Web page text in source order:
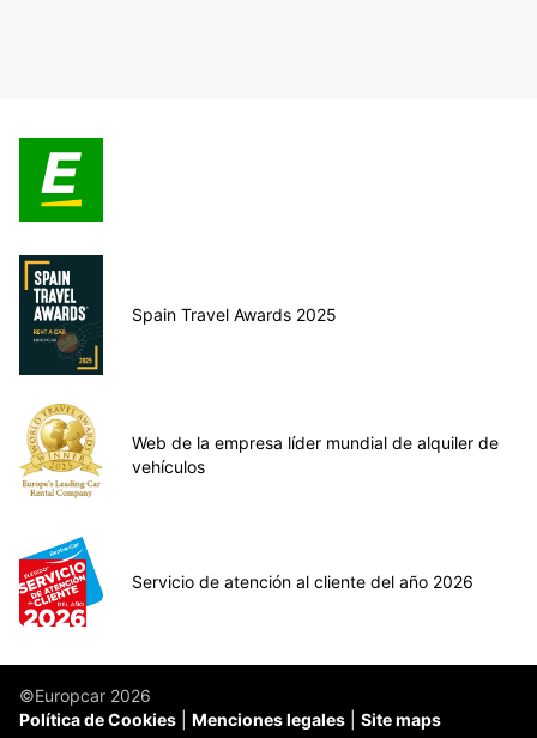
Spain Travel Awards 2025
Web de la empresa líder mundial de alquiler de
vehículos
Servicio de atención al cliente del año 2026
©Europcar 2026
Política de Cookies
Menciones legales Site maps